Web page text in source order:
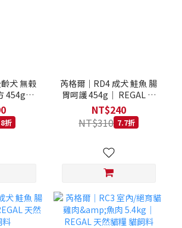
犬 無榖
454g｜
狗飼料
8折
芮格爾｜RD4 成犬 鮭魚 腸
胃呵護 454g｜ REGAL 天
然犬糧 狗飼料
NT$240
NT$310 7.7折